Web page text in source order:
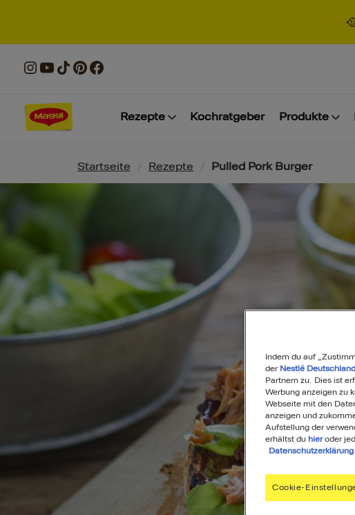
Rezepte Kochratgeber Produkte
Pfadnavigation
Startseite Rezepte Pulled Pork Burger
Indem du auf
der Nestlé
Partnern zu. Dies ist
Werbung anzeigen zu
Webseite mit den
anzeigen und
Aufstellung der
erhältst du hieroder
Datenschutzerklärung
Cookie-